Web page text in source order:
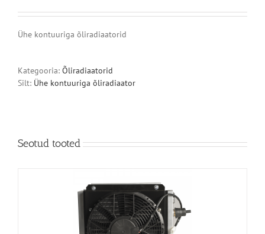
Ühe kontuuriga õliradiaatorid
Kategooria: Õliradiaatorid
Silt: Ühe kontuuriga õliradiaator
Seotud tooted